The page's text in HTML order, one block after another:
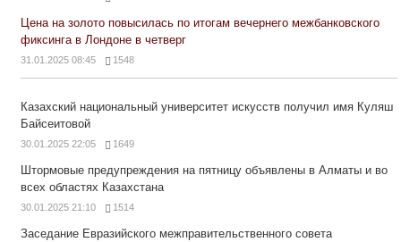
Цена на золото повысилась по итогам вечернего межбанковского
фиксинга в Лондоне в четверг
31.01.2025 08:45 1548
Казахский национальный университет искусств получил имя Куляш
Байсеитовой
30.01.2025 22:05 1649
Штормовые предупреждения на пятницу объявлены в Алматы и во
всех областях Казахстана
30.01.2025 21:10 1514
Заседание Евразийского межправительственного совета